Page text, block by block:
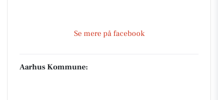
Se mere på facebook
Aarhus Kommune: